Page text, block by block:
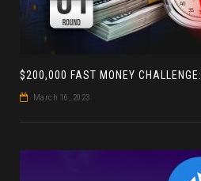
March 16, 2023